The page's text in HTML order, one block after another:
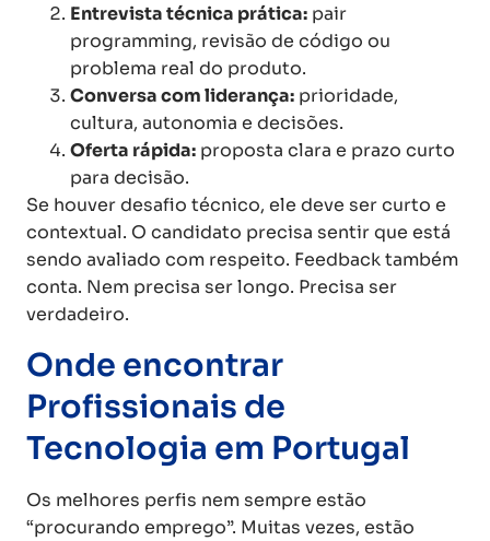
Entrevista técnica prática: pair
programming, revisão de código ou
problema real do produto.
Conversa com liderança: prioridade,
cultura, autonomia e decisões.
Oferta rápida: proposta clara e prazo curto
para decisão.
Se houver desafio técnico, ele deve ser curto e
contextual. O candidato precisa sentir que está
sendo avaliado com respeito. Feedback também
conta. Nem precisa ser longo. Precisa ser
verdadeiro.
Onde encontrar
Profissionais de
Tecnologia em Portugal
Os melhores perfis nem sempre estão
“procurando emprego”. Muitas vezes, estão